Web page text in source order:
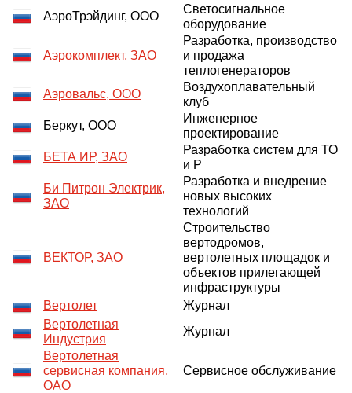
АэроТрэйдинг, ООО
Светосигнальное
оборудование
Аэрокомплект, ЗАО
Разработка, производство
и продажа
теплогенераторов
Аэровальс, ООО
Воздухоплавательный
клуб
Беркут, ООО
Инженерное
проектирование
БЕТА ИР, ЗАО
Разработка систем для ТО
и Р
Би Питрон Электрик,
ЗАО
Разработка и внедрение
новых высоких
технологий
ВЕКТОР, ЗАО
Строительство
вертодромов,
вертолетных площадок и
объектов прилегающей
инфраструктуры
Вертолет
Журнал
Вертолетная
Индустрия
Журнал
Вертолетная
сервисная компания,
ОАО
Сервисное обслуживание